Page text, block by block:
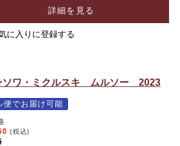
詳細を見る
に入りに登録する
ソワ・ミクルスキ ムルソー 2023
便でお届け可能
(税込)